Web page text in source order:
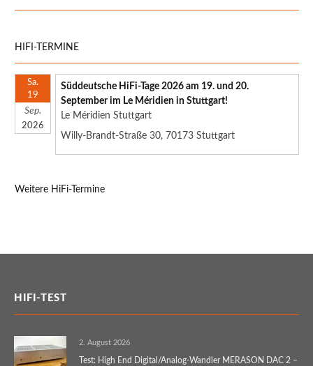
HIFI-TERMINE
Sa.
19
Sep.
2026
Süddeutsche HiFi-Tage 2026 am 19. und 20.
September im Le Méridien in Stuttgart!
Le Méridien Stuttgart
Willy-Brandt-Straße 30, 70173 Stuttgart
Weitere HiFi-Termine
HIFI-TEST
2. August 2026
Test: High End Digital/Analog-Wandler MERASON DAC 2 –